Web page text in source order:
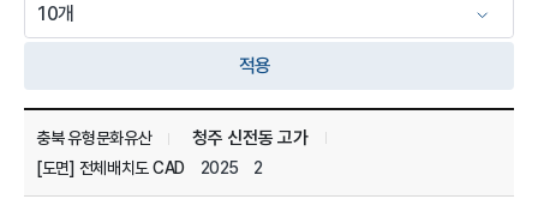
적용
미디어 세부 자료 관리 목록
충북 유형문화유산 청주 신전동 고가
[도면] 전체배치도 CAD 2025 2